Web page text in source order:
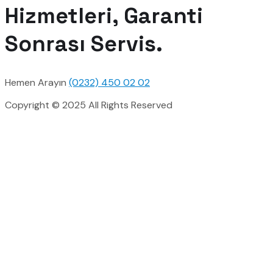
Hizmetleri, Garanti
Sonrası Servis.
Hemen Arayın (0232) 450 02 02
Copyright © 2025 All Rights Reserved